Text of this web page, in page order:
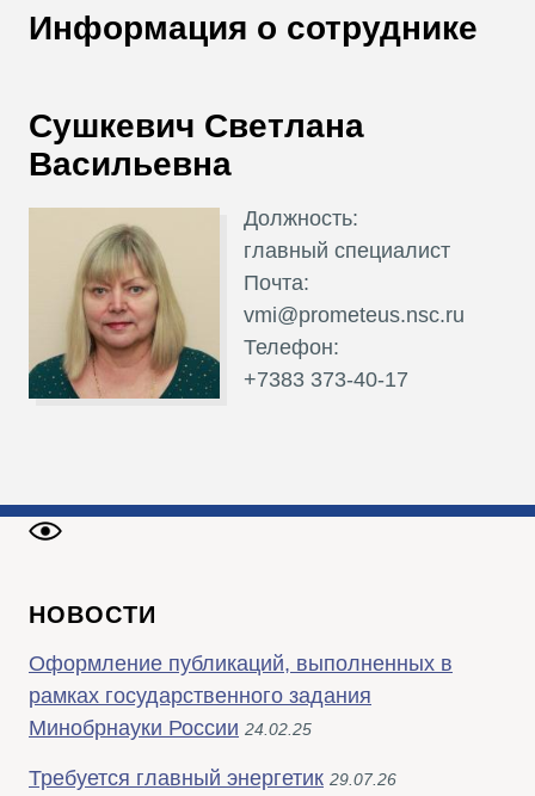
Т
Информация о сотруднике
Сушкевич Светлана
Васильевна
Должность:
главный специалист
Почта:
vmi@prometeus.nsc.ru
Телефон:
+7383 373-40-17
НОВОСТИ
Оформление публикаций, выполненных в
рамках государственного задания
Минобрнауки России 24.02.25
Требуется главный энергетик 29.07.26